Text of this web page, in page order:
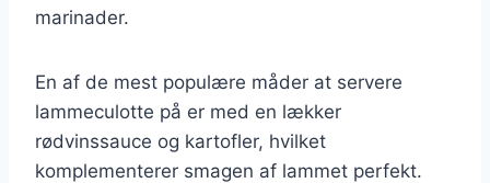
marinader.
En af de mest populære måder at servere
lammeculotte på er med en lækker
rødvinssauce og kartofler, hvilket
komplementerer smagen af lammet perfekt.